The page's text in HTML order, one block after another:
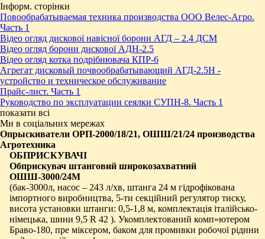
Інформ. сторінки
Повообрабатываемая техника производства ООО Велес-Агро.
Часть 1
Відео огляд дискової навісної борони АГД – 2.4 ДСМ
Відео огляд борони дискової АДН-2.5
Відео огляд котка подрібнювача КПР-6
Агрегат дисковый почвообрабатывающий АГД-2.5Н -
устройство и техническое обслуживание
Прайс-лист. Часть 1
Руководство по эксплуатации сеялки СУПН-8. Часть 1
показати всі
Ми в соціальних мережах
Опрыскиватели ОРП-2000/18/21, ОШШ/21/24 производства
Агротехника
ОБПРИСКУВАЧІ
Обприскувач штанговий широкозахватний
ОШШ-3000/24М
(бак-3000л, насос – 243 л/хв, штанга 24 м гідрофікована
імпортного виробництва, 5-ти секційний регулятор тиску,
висота установки штанги: 0,5-1,8 м, комплектація італійсько-
німецька, шини 9,5 R 42 ). Укомплектований комп»ютером
Браво-180, пре міксером, баком для промивки робочої рідини